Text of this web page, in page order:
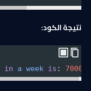
نتيجة الكود:
in a week is : 7000